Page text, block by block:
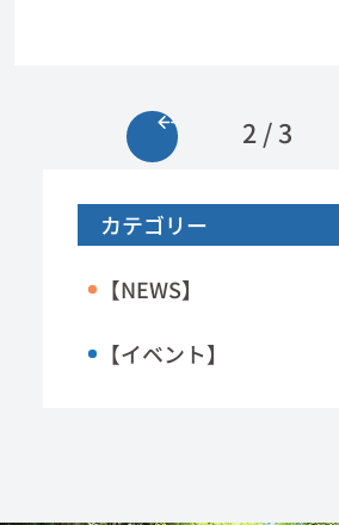
2 / 3
カテゴリー
【NEWS】
【イベント】